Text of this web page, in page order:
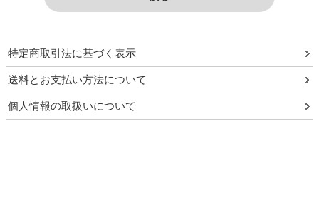
特定商取引法に基づく表示
送料とお支払い方法について
個人情報の取扱いについて